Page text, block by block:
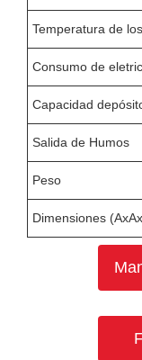
Temperatura de
Consumo de
Capacidad
Salida de Humos
Peso
Dimensiones